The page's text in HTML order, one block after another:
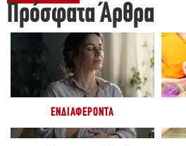
Πρόσφατα Άρθρα
ΕΝΔΙΑΦΈΡΟΝΤΑ